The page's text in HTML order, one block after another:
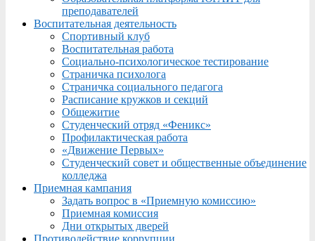
преподавателей
Воспитательная деятельность
Спортивный клуб
Воспитательная работа
Социально-психологическое тестирование
Страничка психолога
Страничка социального педагога
Расписание кружков и секций
Общежитие
Студенческий отряд «Феникс»
Профилактическая работа
«Движение Первых»
Студенческий совет и общественные объединение
колледжа
Приемная кампания
Задать вопрос в «Приемную комиссию»
Приемная комиссия
Дни открытых дверей
Противодействие коррупции